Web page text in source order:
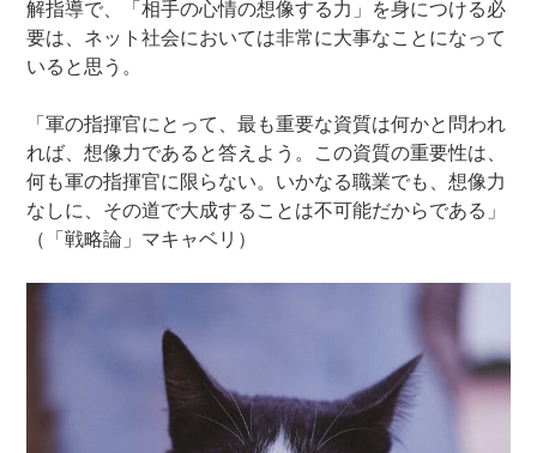
解指導で、「相手の心情の想像する力」を身につける必
要は、ネット社会においては非常に大事なことになって
いると思う。
「軍の指揮官にとって、最も重要な資質は何かと問われ
れば、想像力であると答えよう。この資質の重要性は、
何も軍の指揮官に限らない。いかなる職業でも、想像力
なしに、その道で大成することは不可能だからである」
（「戦略論」マキャベリ）